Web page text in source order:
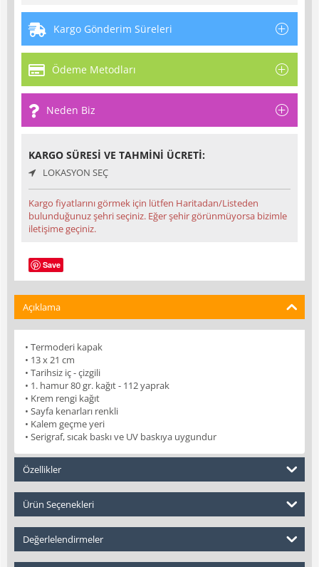
Kargo Gönderim Süreleri
Ödeme Metodları
Neden Biz
KARGO SÜRESI VE TAHMINI ÜCRETI:
LOKASYON SEÇ
Kargo fiyatlarını görmek için lütfen Haritadan/Listeden
bulunduğunuz şehri seçiniz. Eğer şehir görünmüyorsa bizimle
iletişime geçiniz.
Save
Açıklama
• Termoderi kapak
• 13 x 21 cm
• Tarihsiz iç - çizgili
• 1. hamur 80 gr. kağıt - 112 yaprak
• Krem rengi kağıt
• Sayfa kenarları renkli
• Kalem geçme yeri
• Serigraf, sıcak baskı ve UV baskıya uygundur
Özellikler
Ürün Seçenekleri
Değerlelendirmeler